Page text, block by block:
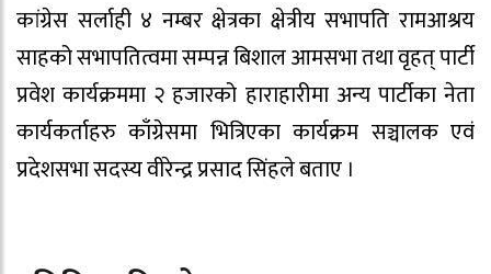
कांग्रेस सर्लाही ४ नम्बर क्षेत्रका क्षेत्रीय सभापति रामआश्रय
साहको सभापतित्वमा सम्पन्न बिशाल आमसभा तथा वृहत् पार्टी
प्रवेश कार्यक्रममा २ हजारको हाराहारीमा अन्य पार्टीका नेता
कार्यकर्ताहरु काँग्रेसमा भित्रिएका कार्यक्रम सञ्चालक एवं
प्रदेशसभा सदस्य वीरेन्द्र प्रसाद सिंहले बताए ।